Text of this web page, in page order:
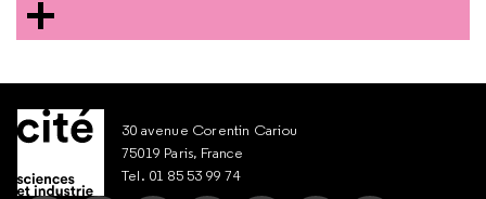
30 avenue Corentin Cariou
75019 Paris, France
Tel. 01 85 53 99 74